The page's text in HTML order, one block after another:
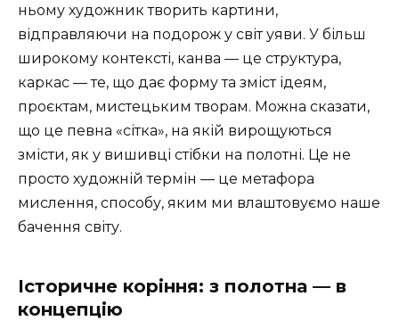
ньому художник творить картини,
відправляючи на подорож у світ уяви. У більш
широкому контексті, канва — це структура,
каркас — те, що дає форму та зміст ідеям,
проєктам, мистецьким творам. Можна сказати,
що це певна «сітка», на якій вирощуються
змісти, як у вишивці стібки на полотні. Це не
просто художній термін — це метафора
мислення, способу, яким ми влаштовуємо наше
бачення світу.
Історичне коріння: з полотна — в
концепцію